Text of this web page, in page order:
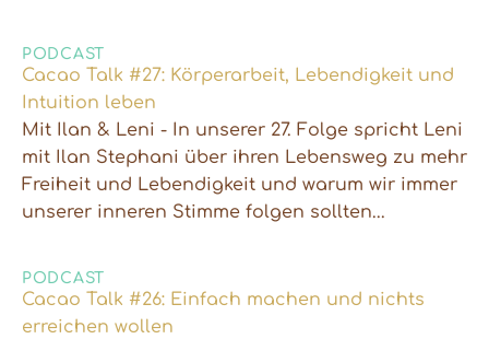
PODCAST
Cacao Talk #27: Körperarbeit, Lebendigkeit und
Intuition leben
Mit Ilan & Leni - In unserer 27. Folge spricht Leni
mit Ilan Stephani über ihren Lebensweg zu mehr
Freiheit und Lebendigkeit und warum wir immer
unserer inneren Stimme folgen sollten...
PODCAST
Cacao Talk #26: Einfach machen und nichts
erreichen wollen